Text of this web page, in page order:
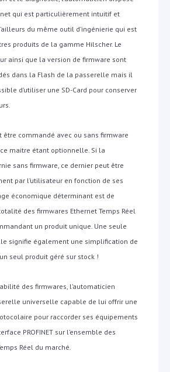
qui est particulièrement intuitif et
du même outil d’ingénierie qui est
produits de la gamme Hilscher. Le
ainsi que la version de firmware sont
dans la Flash de la passerelle mais il
d’utiliser une SD-Card pour conserver
être commandé avec ou sans firmware
maitre étant optionnelle. Si la
sans firmware, ce dernier peut être
par l’utilisateur en fonction de ses
économique déterminant est de
des firmwares Ethernet Temps Réel
un produit unique. Une seule
signifie également une simplification de
seul produit géré sur stock !
des firmwares, l’automaticien
universelle capable de lui offrir une
pour raccorder ses équipements
PROFINET sur l’ensemble des
Réel du marché.